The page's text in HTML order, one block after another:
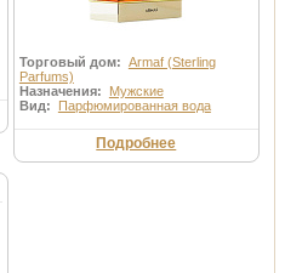
Торговый дом: Armaf (Sterling
Parfums)
Назначения: Мужские
Вид: Парфюмированная вода
Подробнее